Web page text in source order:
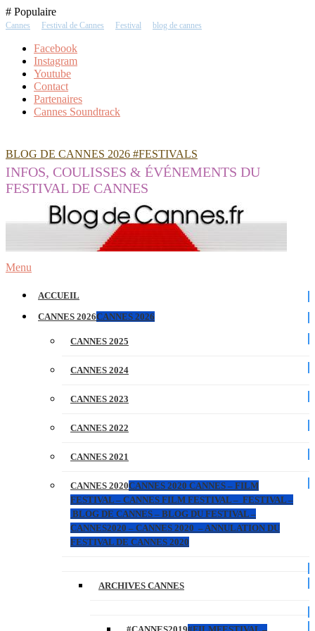
Skip
To
# Populaire
Cannes Festival de Cannes Festival blog de cannes
Facebook
Instagram
Youtube
Contact
Partenaires
Cannes Soundtrack
BLOG DE CANNES 2026 #FESTIVALS
INFOS, COULISSES & ÉVÉNEMENTS DU
FESTIVAL DE CANNES
Menu
ACCUEIL
CANNES 2026CANNES 2026
CANNES 2025
CANNES 2024
CANNES 2023
CANNES 2022
CANNES 2021
CANNES 2020CANNES 2020 CANNES – FILM
FESTIVAL – CANNES FILM FESTIVAL – FESTIVAL –
BLOG DE CANNES – BLOG DU FESTIVAL –
CANNES2020 – CANNES 2020 – ANNULATION DU
FESTIVAL DE CANNES 2020
ARCHIVES CANNES